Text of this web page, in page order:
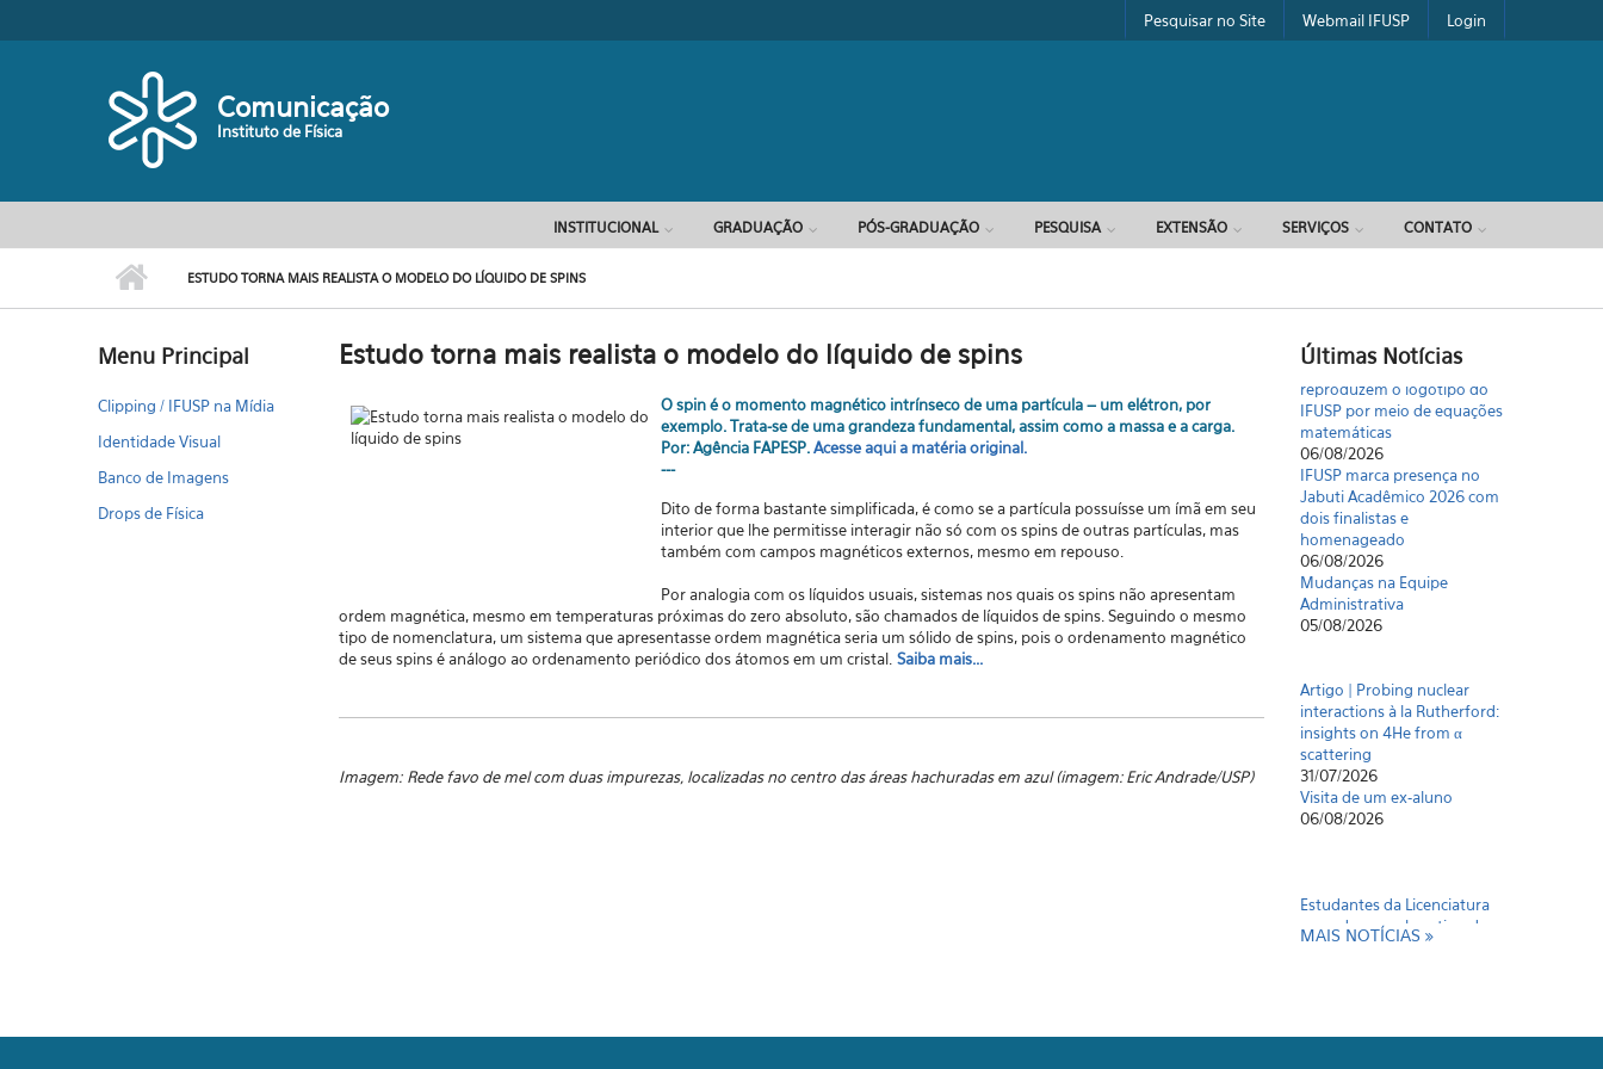
Pesquisar no Site Webmail IFUSP Login
Comunicação
Instituto de Física
INSTITUCIONAL GRADUAÇÃO PÓS-GRADUAÇÃO PESQUISA EXTENSÃO SERVIÇOS CONTATO
ESTUDO TORNA MAIS REALISTA O MODELO DO LÍQUIDO DE SPINS
Menu Principal
Clipping / IFUSP na Mídia
Identidade Visual
Banco de Imagens
Drops de Física
Estudo torna mais realista o modelo do líquido de spins
O spin é o momento magnético intrínseco de uma partícula – um elétron, por
exemplo. Trata-se de uma grandeza fundamental, assim como a massa e a carga.
Por: Agência FAPESP.Acesse aqui a matéria original.
---
Dito de forma bastante simplificada, é como se a partícula possuísse um ímã em seu
interior que lhe permitisse interagir não só com os spins de outras partículas, mas
também com campos magnéticos externos, mesmo em repouso.
Por analogia com os líquidos usuais, sistemas nos quais os spins não apresentam
ordem magnética, mesmo em temperaturas próximas do zero absoluto, são chamados de líquidos de spins. Seguindo o mesmo
tipo de nomenclatura, um sistema que apresentasse ordem magnética seria um sólido de spins, pois o ordenamento magnético
de seus spins é análogo ao ordenamento periódico dos átomos em um cristal. Saiba mais...
Imagem: Rede favo de mel com duas impurezas, localizadas no centro das áreas hachuradas em azul (imagem: Eric Andrade/USP)
Últimas Notícias
reproduzem o logotipo do
matemáticas
06/08/2026
IFUSP marca presença no
Jabuti Acadêmico 2026 com
dois finalistas e
homenageado
06/08/2026
Mudanças na Equipe
Administrativa
05/08/2026
insights on 4He from α
scattering
31/07/2026
Visita de um ex-aluno
06/08/2026
IFUSP por meio de equações
matemáticas
MAIS NOTÍCIAS